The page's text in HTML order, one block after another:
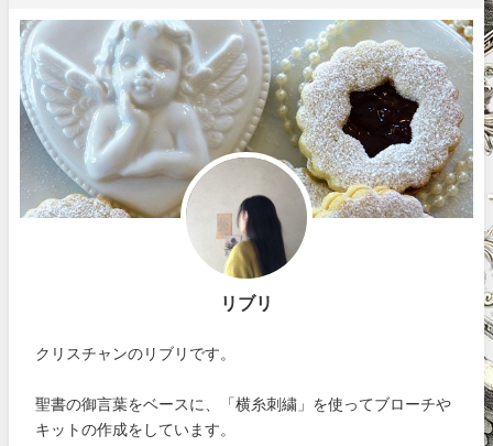
リブリ
クリスチャンのリブリです。
聖書の御言葉をベースに、「横糸刺繍」を使ってブローチや
キットの作成をしています。